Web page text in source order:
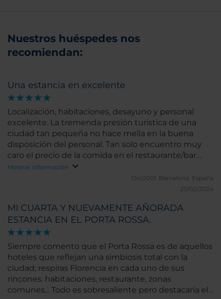
Nuestros huéspedes nos
recomiendan:
Una estancia en excelente
Localización, habitaciones, desayuno y personal
excelente. La tremenda presión turistica de una
ciudad tan pequeña no hace mella en la buena
disposición del personal. Tan solo encuentro muy
caro el precio de la comida en el restaurante/bar
(cenamos alli). Por lo demás: ¡Felicidades!
Mostrar información
Dro2001. Barcelona, España
20/02/2024
MI CUARTA Y NUEVAMENTE AÑORADA
ESTANCIA EN EL PORTA ROSSA.
Siempre comento que el Porta Rossa es de aquellos
hoteles que reflejan una simbiosis total con la
ciudad; respiras Florencia en cada uno de sus
rincones: habitaciones, restaurante, zonas
comunes... Todo es sobresaliente pero destacaría el